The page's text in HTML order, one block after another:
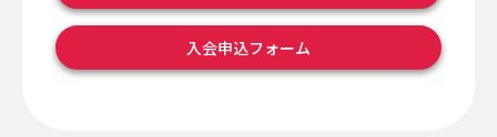
入会申込フォーム